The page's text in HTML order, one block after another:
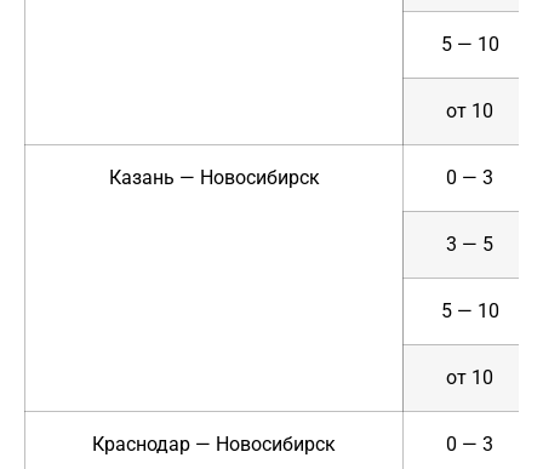
5 — 10
от 10
Казань — Новосибирск 0 — 3
3 — 5
5 — 10
от 10
Краснодар — Новосибирск 0 — 3